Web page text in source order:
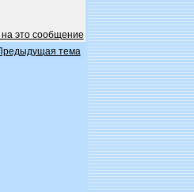
на это сообщение
тема